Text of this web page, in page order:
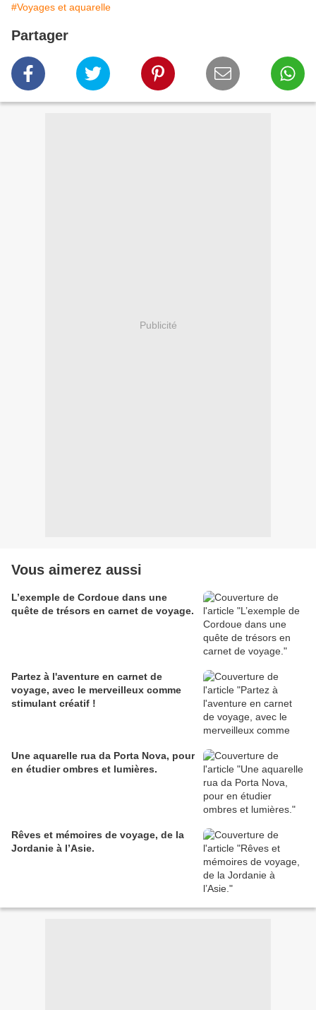
#Voyages et aquarelle
Partager
Publicité
Vous aimerez aussi
L’exemple de Cordoue dans une
quête de trésors en carnet de voyage.
Partez à l'aventure en carnet de
voyage, avec le merveilleux comme
stimulant créatif !
Une aquarelle rua da Porta Nova, pour
en étudier ombres et lumières.
Rêves et mémoires de voyage, de la
Jordanie à l’Asie.